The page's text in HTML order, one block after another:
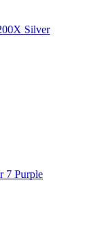
Silver
7 Purple